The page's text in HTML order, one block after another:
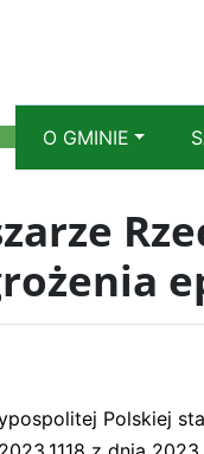
O GMINIE
Polskiej